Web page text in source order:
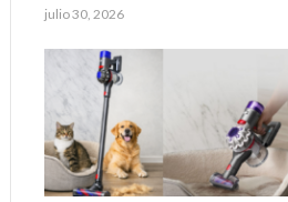
julio 30, 2026